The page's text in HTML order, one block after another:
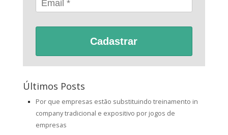
Cadastrar
Últimos Posts
Por que empresas estão substituindo treinamento in
company tradicional e expositivo por jogos de
empresas